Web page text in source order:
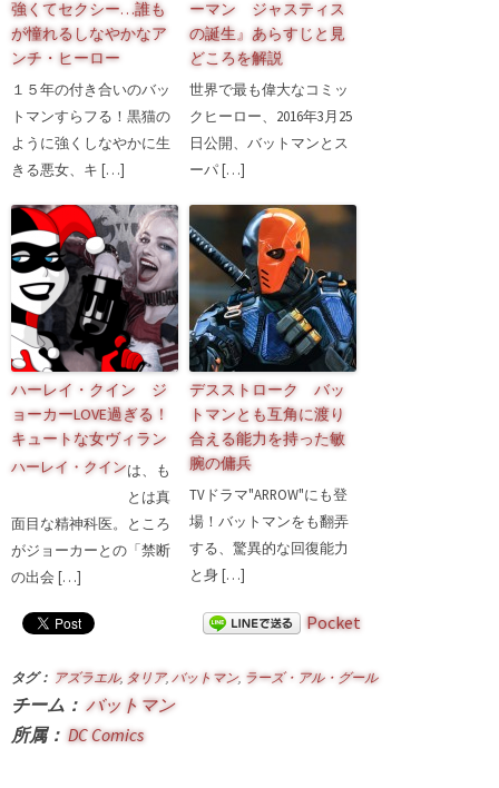
強くてセクシー…誰も
が憧れるしなやかなア
ンチ・ヒーロー
１５年の付き合いのバッ
トマンすらフる！黒猫の
ように強くしなやかに生
きる悪女、キ […]
ーマン ジャスティス
の誕生』あらすじと見
どころを解説
世界で最も偉大なコミッ
クヒーロー、2016年3月25
日公開、バットマンとス
ーパ […]
ハーレイ・クイン ジ
ョーカーLOVE過ぎる！
キュートな女ヴィラン
ハーレイ・クインは、も
とは真
面目な精神科医。ところ
がジョーカーとの「禁断
の出会 […]
デスストローク バッ
トマンとも互角に渡り
合える能力を持った敏
腕の傭兵
TVドラマ"ARROW"にも登
場！バットマンをも翻弄
する、驚異的な回復能力
と身 […]
Pocket
タグ： アズラエル, タリア, バットマン, ラーズ・アル・グール
チーム： バットマン
所属： DC Comics